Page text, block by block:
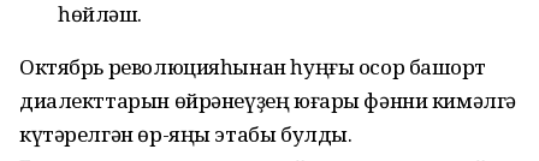
һөйләш.
Октябрь революцияһынан һуңғы осор башҡорт
диалекттарын өйрәнеүҙең юғары фәнни кимәлгә
күтәрелгән өр-яңы этабы булды.